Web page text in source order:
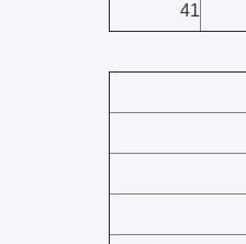
41